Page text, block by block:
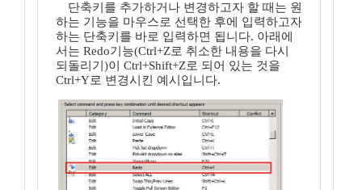
단축키를 추가하거나 변경하고자 할 때는 원
하는 기능을 마우스로 선택한 후에 입력하고자
하는 단축키를 바로 입력하면 됩니다. 아래에
서는 Redo기능(Ctrl+Z로 취소한 내용을 다시
되돌리기)이 Ctrl+Shift+Z로 되어 있는 것을
Ctrl+Y로 변경시킨 예시입니다.